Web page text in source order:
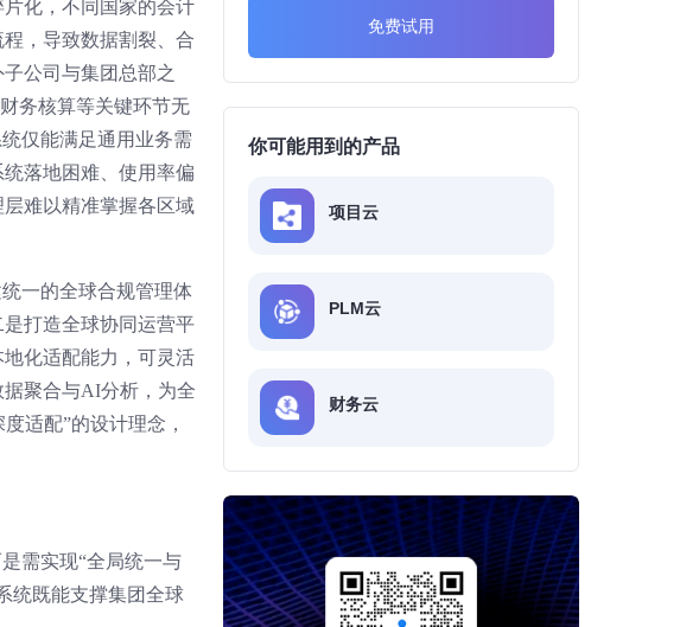
化，不同国家的会计
，导致数据割裂、合
公司与集团总部之
务核算等关键环节无
仅能满足通用业务需
落地困难、使用率偏
难以精准掌握各区域
一的全球合规管理体
打造全球协同运营平
化适配能力，可灵活
聚合与AI分析，为全
适配”的设计理念，
需实现“全局统一与
统既能支撑集团全球
免费试用
你可能用到的产品
项目云
PLM云
财务云